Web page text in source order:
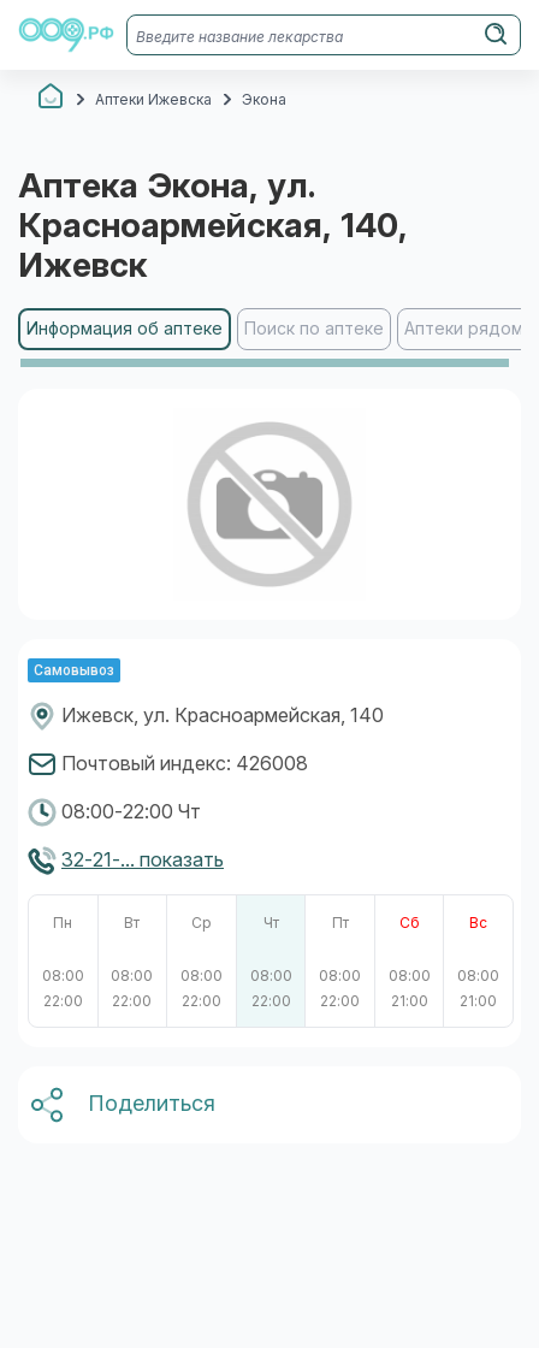
Аптеки Ижевска Экона
Аптека Экона, ул.
Красноармейская, 140,
Ижевск
Информация об аптеке Поиск по аптеке Аптеки рядом
Самовывоз
Ижевск, ул. Красноармейская, 140
Почтовый индекс: 426008
08:00-22:00 Чт
32-21-... показать
Пн
08:00
22:00
Вт
08:00
22:00
Ср
08:00
22:00
Чт
08:00
22:00
Пт
08:00
22:00
Сб
08:00
21:00
Вс
08:00
21:00
Поделиться